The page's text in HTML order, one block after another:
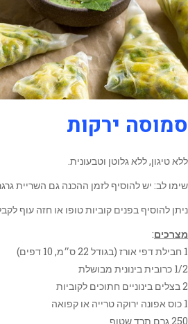
סמוסה ירקות
ללא טיגון, ללא גלוטן וטבעונית.
שימו לב: יש להוסיף לזמן ההכנה גם השריית
ניתן להוסיף בפנים קוביות טופו או חזה עוף
מצרכים:
1 חבילת דפי אורז (בגודל 22 ס״מ, 10 דפים)
1/2 כרובית בינונית מבושלת
2 בצלים בינוניים חתוכים לקוביות
1 כוס אפונה ירוקה טרייה או קפואה
250 גרם תרד שטוף